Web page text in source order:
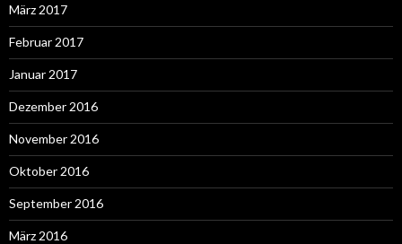
März 2017
Februar 2017
Januar 2017
Dezember 2016
November 2016
Oktober 2016
September 2016
März 2016